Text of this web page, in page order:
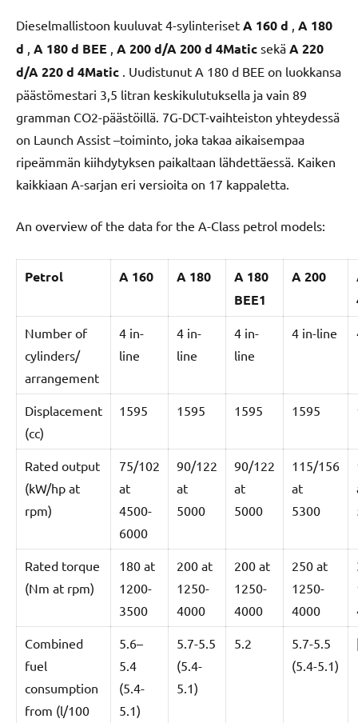
Dieselmallistoon kuuluvat 4-sylinteriset A 160 d
A 180
d
A 180 d BEE A 200 d/A 200 d 4Matic sekä A 220
d/A 220 d 4Matic
. Uudistunut A 180 d BEE on luokkansa
päästömestari 3,5 litran keskikulutuksella ja vain 89
gramman CO2-päästöillä. 7G-DCT-vaihteiston yhteydessä
on Launch Assist –toiminto, joka takaa aikaisempaa
ripeämmän kiihdytyksen paikaltaan lähdettäessä. Kaiken
kaikkiaan A-sarjan eri versioita on 17 kappaletta.
An overview of the data for the A-Class petrol models:
Petrol A 160 A 180
A 180
BEE1
A 200
Number of
cylinders/
arrangement
4 in-
line
4 in-
line
4 in-
line
4 in-line
Displacement
(cc)
1595 1595 1595 1595
Rated output
(kW/hp at
rpm)
75/102
at
4500-
6000
90/122
at
5000
90/122
at
5000
115/156
at
5300
Rated torque
(Nm at rpm)
180 at
1200-
3500
200 at
1250-
4000
200 at
1250-
4000
250 at
1250-
4000
Combined
fuel
consumption
from (l/100
5.6–
5.4
(5.4-
5.1)
5.7-5.5
(5.4-
5.1)
5.2
5.7-5.5
(5.4-5.1)